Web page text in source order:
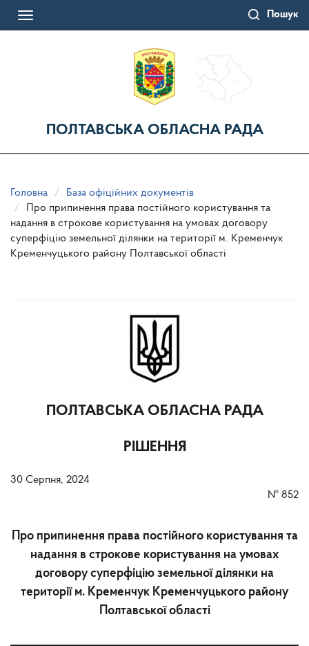
Пошук
Toggle
ПОЛТАВСЬКА ОБЛАСНА РАДА
Головна
База офіційних документів
Про припинення права постійного користування та
надання в строкове користування на умовах договору
суперфіцію земельної ділянки на території м. Кременчук
Кременчуцького району Полтавської області
ПОЛТАВСЬКА ОБЛАСНА РАДА
РІШЕННЯ
30 Серпня, 2024
№ 852
Про припинення права постійного користування та
надання в строкове користування на умовах
договору суперфіцію земельної ділянки на
території м. Кременчук Кременчуцького району
Полтавської області